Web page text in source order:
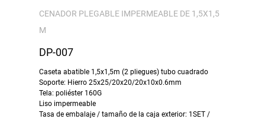
CENADOR PLEGABLE IMPERMEABLE DE 1,5X1,5
M
DP-007
Caseta abatible 1,5x1,5m (2 pliegues) tubo cuadrado
Soporte: Hierro 25x25/20x20/20x10x0.6mm
Tela: poliéster 160G
Liso impermeable
Tasa de embalaje / tamaño de la caja exterior: 1SET /